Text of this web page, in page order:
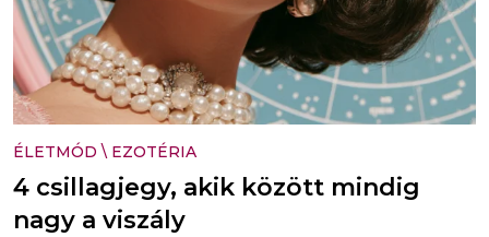
ÉLETMÓD \ EZOTÉRIA
4 csillagjegy, akik között mindig
nagy a viszály